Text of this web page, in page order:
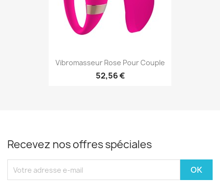
Vibromasseur Rose Pour Couple
52,56 €
Recevez nos offres spéciales